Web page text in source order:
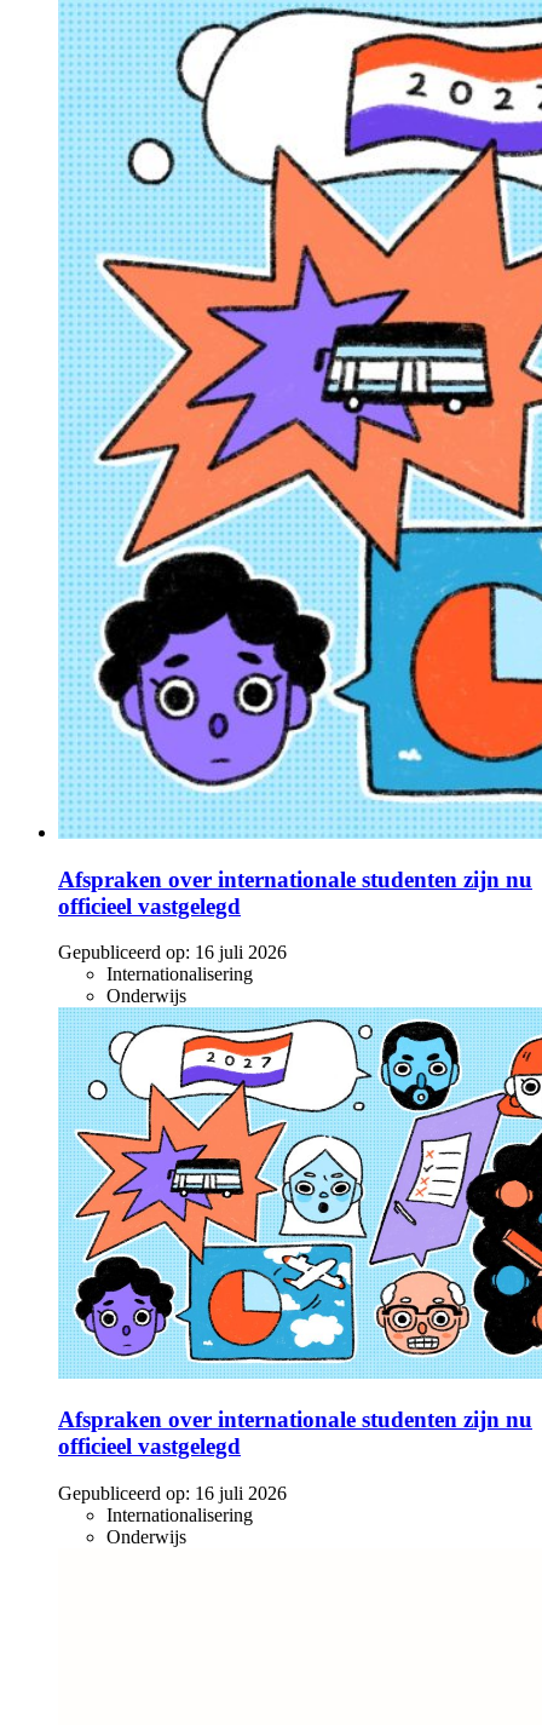
Afspraken over internationale studenten zijn nu
officieel vastgelegd
Gepubliceerd op: 16 juli 2026
Internationalisering
Onderwijs
Afspraken over internationale studenten zijn nu
officieel vastgelegd
Gepubliceerd op: 16 juli 2026
Internationalisering
Onderwijs